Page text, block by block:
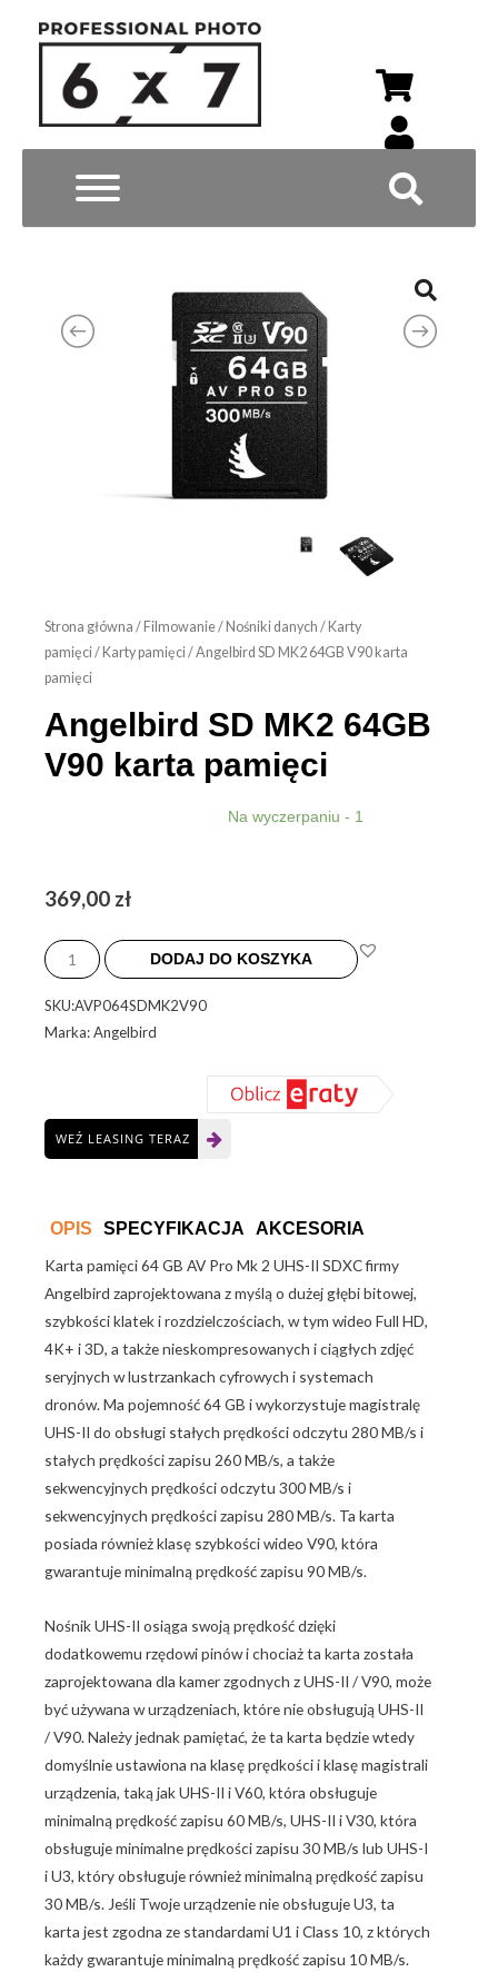
Wyszukiwarka
Strona główna / Filmowanie/ Nośniki danych / Karty
pamięci/ Karty pamięci/ Angelbird SD MK2 64GB V90 karta
pamięci
Angelbird SD MK2 64GB
V90 karta pamięci
Na wyczerpaniu - 1
369,00 zł
Angelbird
MK2
64GB
pamięci
DODAJ DO KOSZYKA
SKU:AVP064SDMK2V90
Marka: Angelbird
WEŹ LEASING TERAZ
OPIS SPECYFIKACJA
AKCESORIA
Karta pamięci 64 GB AV Pro Mk 2 UHS-II SDXC firmy
Angelbird zaprojektowana z myślą o dużej głębi bitowej,
szybkości klatek i rozdzielczościach, w tym wideo Full HD,
4K+ i 3D, a także nieskompresowanych i ciągłych zdjęć
seryjnych w lustrzankach cyfrowych i systemach
dronów. Ma pojemność 64 GB i wykorzystuje magistralę
UHS-II do obsługi stałych prędkości odczytu 280 MB/s i
stałych prędkości zapisu 260 MB/s, a także
sekwencyjnych prędkości odczytu 300 MB/s i
sekwencyjnych prędkości zapisu 280 MB/s. Ta karta
posiada również klasę szybkości wideo V90, która
gwarantuje minimalną prędkość zapisu 90 MB/s.
Nośnik UHS-II osiąga swoją prędkość dzięki
dodatkowemu rzędowi pinów i chociaż ta karta została
zaprojektowana dla kamer zgodnych z UHS-II / V90, może
być używana w urządzeniach, które nie obsługują UHS-II
/ V90. Należy jednak pamiętać, że ta karta będzie wtedy
domyślnie ustawiona na klasę prędkości i klasę magistrali
urządzenia, taką jak UHS-II i V60, która obsługuje
minimalną prędkość zapisu 60 MB/s, UHS-II i V30, która
obsługuje minimalne prędkości zapisu 30 MB/s lub UHS-I
i U3, który obsługuje również minimalną prędkość zapisu
30 MB/s. Jeśli Twoje urządzenie nie obsługuje U3, ta
karta jest zgodna ze standardami U1 i Class 10, z których
każdy gwarantuje minimalną prędkość zapisu 10 MB/s.